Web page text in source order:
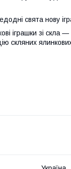
свята нову
зі скла —
скляних